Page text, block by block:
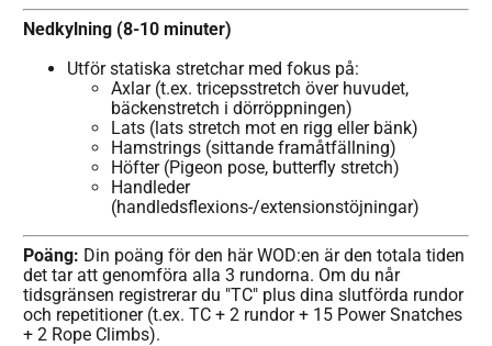
Nedkylning (8-10 minuter)
Utför statiska stretchar med fokus på:
Axlar (t.ex. tricepsstretch över huvudet,
bäckenstretch i dörröppningen)
Lats (lats stretch mot en rigg eller bänk)
Hamstrings (sittande framåtfällning)
Höfter (Pigeon pose, butterfly stretch)
Handleder
(handledsflexions-/extensionstöjningar)
Poäng: Din poäng för den här WOD:en är den totala tiden
det tar att genomföra alla 3 rundorna. Om du når
tidsgränsen registrerar du "TC" plus dina slutförda rundor
och repetitioner (t.ex. TC + 2 rundor + 15 Power Snatches
+ 2 Rope Climbs).